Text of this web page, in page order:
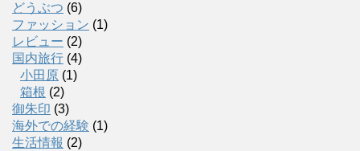
どうぶつ (6)
ファッション (1)
レビュー (2)
国内旅行 (4)
小田原 (1)
箱根 (2)
御朱印 (3)
海外での経験 (1)
生活情報 (2)